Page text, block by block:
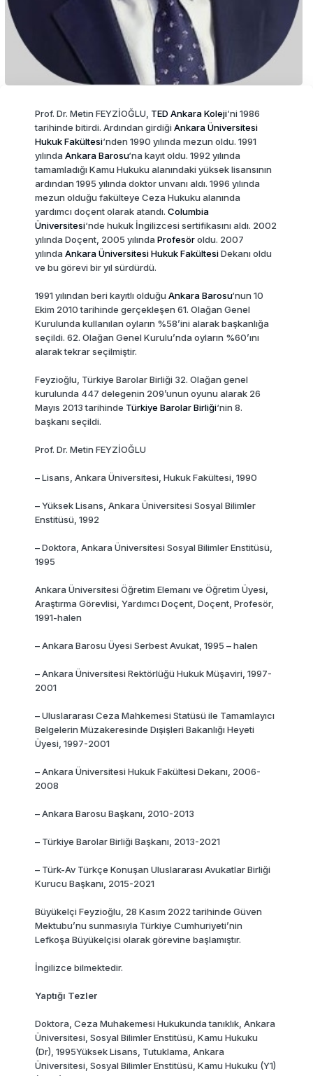
Prof. Dr. Metin FEYZİOĞLU, TED Ankara Koleji‘ni 1986
tarihinde bitirdi. Ardından girdiğiAnkara Üniversitesi
Hukuk Fakültesi‘nden 1990 yılında mezun oldu. 1991
yılında Ankara Barosu‘na kayıt oldu. 1992 yılında
tamamladığı Kamu Hukuku alanındaki yüksek lisansının
ardından 1995 yılında doktor unvanı aldı. 1996 yılında
mezun olduğu fakülteye Ceza Hukuku alanında
yardımcı doçent olarak atandı. Columbia
Üniversitesi‘nde hukuk İngilizcesi sertifikasını aldı. 2002
yılında Doçent, 2005 yılında Profesöroldu. 2007
yılında Ankara Üniversitesi Hukuk FakültesiDekanı oldu
ve bu görevi bir yıl sürdürdü.
1991 yılından beri kayıtlı olduğu Ankara Barosu‘nun 10
Ekim 2010 tarihinde gerçekleşen 61. Olağan Genel
Kurulunda kullanılan oyların %58’ini alarak başkanlığa
seçildi. 62. Olağan Genel Kurulu’nda oyların %60’ını
alarak tekrar seçilmiştir.
Feyzioğlu, Türkiye Barolar Birliği 32. Olağan genel
kurulunda 447 delegenin 209’unun oyunu alarak 26
Mayıs 2013 tarihinde Türkiye Barolar Birliği‘nin 8.
başkanı seçildi.
Prof. Dr. Metin FEYZİOĞLU
– Lisans, Ankara Üniversitesi, Hukuk Fakültesi, 1990
– Yüksek Lisans, Ankara Üniversitesi Sosyal Bilimler
Enstitüsü, 1992
– Doktora, Ankara Üniversitesi Sosyal Bilimler Enstitüsü,
1995
Ankara Üniversitesi Öğretim Elemanı ve Öğretim Üyesi,
Araştırma Görevlisi, Yardımcı Doçent, Doçent, Profesör,
1991-halen
– Ankara Barosu Üyesi Serbest Avukat, 1995 – halen
– Ankara Üniversitesi Rektörlüğü Hukuk Müşaviri, 1997-
2001
– Uluslararası Ceza Mahkemesi Statüsü ile Tamamlayıcı
Belgelerin Müzakeresinde Dışişleri Bakanlığı Heyeti
Üyesi, 1997-2001
– Ankara Üniversitesi Hukuk Fakültesi Dekanı, 2006-
2008
– Ankara Barosu Başkanı, 2010-2013
– Türkiye Barolar Birliği Başkanı, 2013-2021
– Türk-Av Türkçe Konuşan Uluslararası Avukatlar Birliği
Kurucu Başkanı, 2015-2021
Büyükelçi Feyzioğlu, 28 Kasım 2022 tarihinde Güven
Mektubu’nu sunmasıyla Türkiye Cumhuriyeti’nin
Lefkoşa Büyükelçisi olarak görevine başlamıştır.
İngilizce bilmektedir.
Yaptığı Tezler
Doktora, Ceza Muhakemesi Hukukunda tanıklık, Ankara
Üniversitesi, Sosyal Bilimler Enstitüsü, Kamu Hukuku
(Dr), 1995Yüksek Lisans, Tutuklama, Ankara
Üniversitesi, Sosyal Bilimler Enstitüsü, Kamu Hukuku (Y1)